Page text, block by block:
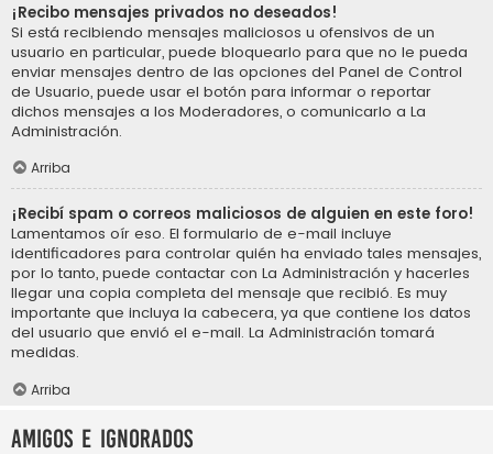
¡Recibo mensajes privados no deseados!
Si está recibiendo mensajes maliciosos u ofensivos de un
usuario en particular, puede bloquearlo para que no le pueda
enviar mensajes dentro de las opciones del Panel de Control
de Usuario, puede usar el botón para informar o reportar
dichos mensajes a los Moderadores, o comunicarlo a La
Administración.
Arriba
¡Recibí spam o correos maliciosos de alguien en este foro!
Lamentamos oír eso. El formulario de e-mail incluye
identificadores para controlar quién ha enviado tales mensajes,
por lo tanto, puede contactar con La Administración y hacerles
llegar una copia completa del mensaje que recibió. Es muy
importante que incluya la cabecera, ya que contiene los datos
del usuario que envió el e-mail. La Administración tomará
medidas.
Arriba
Amigos e Ignorados